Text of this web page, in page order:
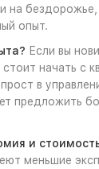
на бездорожье,
опыт.
Если вы
начать с
в
предложить
и
меньшие